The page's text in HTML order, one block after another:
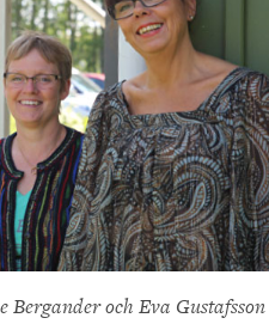
Bergander och Eva